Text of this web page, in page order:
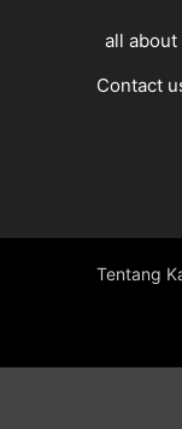
all
Contact
Tentang